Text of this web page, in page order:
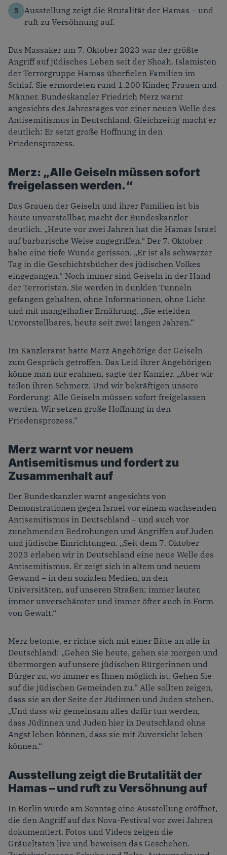
Ausstellung zeigt die Brutalität der Hamas – und
ruft zu Versöhnung auf.
Das Massaker am 7. Oktober 2023 war der größte
Angriff auf jüdisches Leben seit der Shoah. Islamisten
der Terrorgruppe Hamas überfielen Familien im
Schlaf. Sie ermordeten rund 1.200 Kinder, Frauen und
Männer. Bundeskanzler Friedrich Merz warnt
angesichts des Jahrestages vor einer neuen Welle des
Antisemitismus in Deutschland. Gleichzeitig macht er
deutlich: Er setzt große Hoffnung in den
Friedensprozess.
Merz: „Alle Geiseln müssen sofort
freigelassen werden.“
Das Grauen der Geiseln und ihrer Familien ist bis
heute unvorstellbar, macht der Bundeskanzler
deutlich. „Heute vor zwei Jahren hat die Hamas Israel
auf barbarische Weise angegriffen.“ Der 7. Oktober
habe eine tiefe Wunde gerissen. „Er ist als schwarzer
Tag in die Geschichtsbücher des jüdischen Volkes
eingegangen.“ Noch immer sind Geiseln in der Hand
der Terroristen. Sie werden in dunklen Tunneln
gefangen gehalten, ohne Informationen, ohne Licht
und mit mangelhafter Ernährung. „Sie erleiden
Unvorstellbares, heute seit zwei langen Jahren.“
Im Kanzleramt hatte Merz Angehörige der Geiseln
zum Gespräch getroffen. Das Leid ihrer Angehörigen
könne man nur erahnen, sagte der Kanzler. „Aber wir
teilen ihren Schmerz. Und wir bekräftigen unsere
Forderung: Alle Geiseln müssen sofort freigelassen
werden. Wir setzen große Hoffnung in den
Friedensprozess.“
Merz warnt vor neuem
Antisemitismus und fordert zu
Zusammenhalt auf
Der Bundeskanzler warnt angesichts von
Demonstrationen gegen Israel vor einem wachsenden
Antisemitismus in Deutschland – und auch vor
zunehmenden Bedrohungen und Angriffen auf Juden
und jüdische Einrichtungen. „Seit dem 7. Oktober
2023 erleben wir in Deutschland eine neue Welle des
Antisemitismus. Er zeigt sich in altem und neuem
Gewand – in den sozialen Medien, an den
Universitäten, auf unseren Straßen; immer lauter,
immer unverschämter und immer öfter auch in Form
von Gewalt.“
Merz betonte, er richte sich mit einer Bitte an alle in
Deutschland: „Gehen Sie heute, gehen sie morgen und
übermorgen auf unsere jüdischen Bürgerinnen und
Bürger zu, wo immer es Ihnen möglich ist. Gehen Sie
auf die jüdischen Gemeinden zu.“ Alle sollten zeigen,
dass sie an der Seite der Jüdinnen und Juden stehen.
„Und dass wir gemeinsam alles dafür tun werden,
dass Jüdinnen und Juden hier in Deutschland ohne
Angst leben können, dass sie mit Zuversicht leben
können.“
Ausstellung zeigt die Brutalität der
Hamas – und ruft zu Versöhnung auf
In Berlin wurde am Sonntag eine Ausstellung eröffnet,
die den Angriff auf das Nova-Festival vor zwei Jahren
dokumentiert. Fotos und Videos zeigen die
Gräueltaten live und beweisen das Geschehen.